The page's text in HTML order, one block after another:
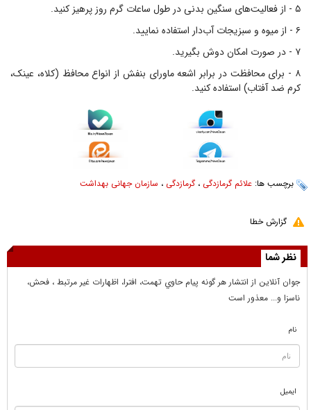
۵ - از فعالیت‌های سنگین بدنی در طول ساعات گرم روز پرهیز کنید.
۶ - از میوه و سبزیجات آب‌دار استفاده نمایید.
۷ - در صورت امکان دوش بگیرید.
۸ - برای محافظت در برابر اشعه ماورای بنفش از انواع محافظ (کلاه، عینک،
کرم ضد آفتاب) استفاده کنید.
برچسب ها: علائم گرمازدگی ، گرمازدگی ، سازمان جهانی بهداشت
گزارش خطا
نظر شما
جوان آنلاين از انتشار هر گونه پيام حاوي تهمت، افترا، اظهارات غير مرتبط ، فحش،
ناسزا و... معذور است
نام
ایمیل